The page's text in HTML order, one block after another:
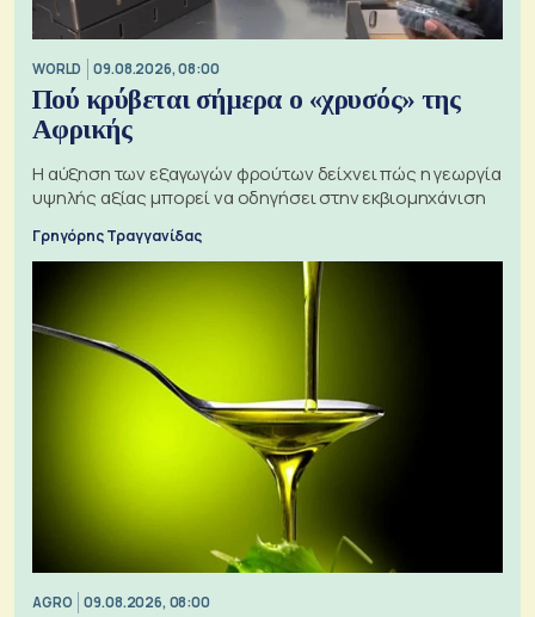
WORLD 09.08.2026, 08:00
Πού κρύβεται σήμερα ο «χρυσός» της
Αφρικής
Η αύξηση των εξαγωγών φρούτων δείχνει πώς η γεωργία
υψηλής αξίας μπορεί να οδηγήσει στην εκβιομηχάνιση
Γρηγόρης Τραγγανίδας
AGRO 09.08.2026, 08:00